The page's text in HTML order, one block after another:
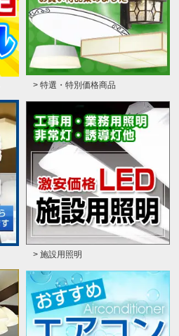
> 特選・特別価格商品
> 施設用照明